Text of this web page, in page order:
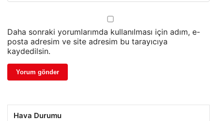
Daha sonraki yorumlarımda kullanılması için adım, e-
posta adresim ve site adresim bu tarayıcıya
kaydedilsin.
Hava Durumu